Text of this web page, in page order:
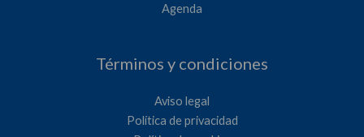
Agenda
Términos y condiciones
Aviso legal
Política de privacidad